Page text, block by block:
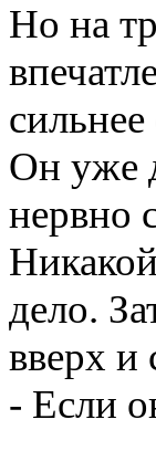
Но на
Он уже
нервно
дело.
вверх и
- Если